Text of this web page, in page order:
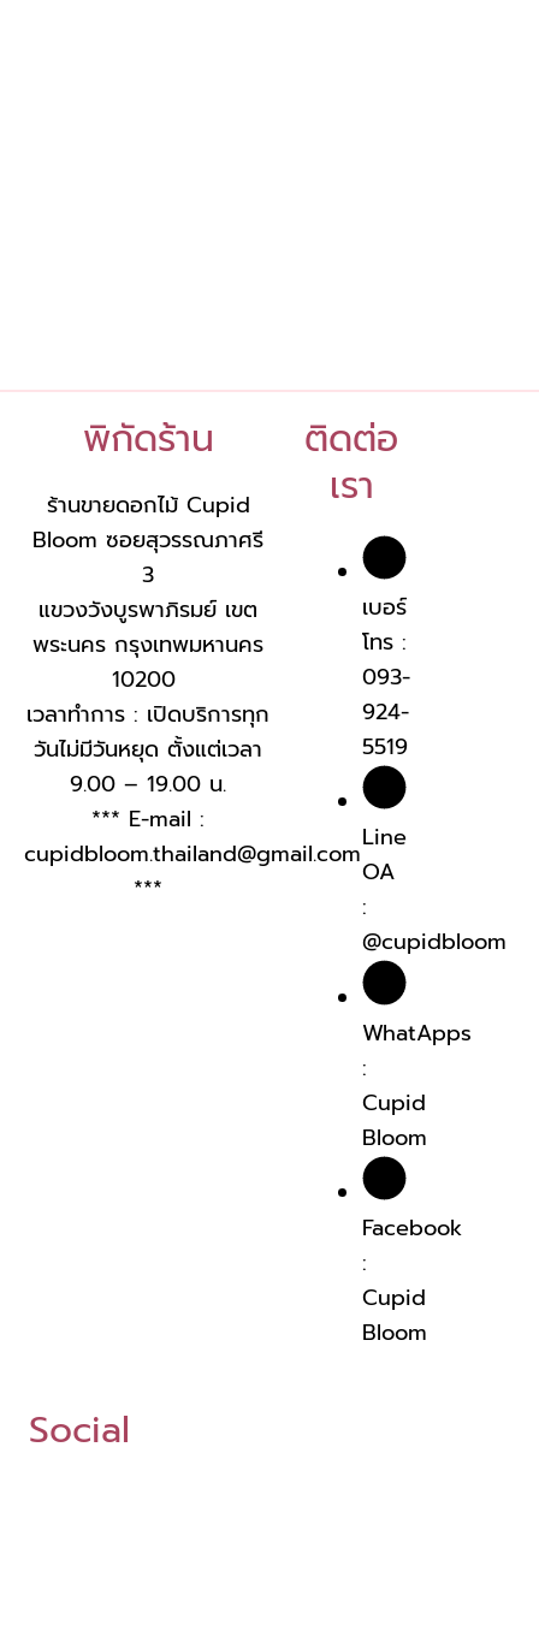
พิกัดร้าน
ร้านขายดอกไม้ Cupid
Bloom ซอยสุวรรณภาศรี
3
แขวงวังบูรพาภิรมย์ เขต
พระนคร กรุงเทพมหานคร
10200
เวลาทำการ : เปิดบริการทุก
วันไม่มีวันหยุด ตั้งแต่เวลา
9.00 – 19.00 น.
*** E-mail :
cupidbloom.thailand@gmail.com
***
ติดต่อ
เรา
เบอร์
โทร :
093-
924-
5519
Line
OA
:
@cupidbloom
WhatApps
:
Cupid
Bloom
Facebook
:
Cupid
Bloom
Social